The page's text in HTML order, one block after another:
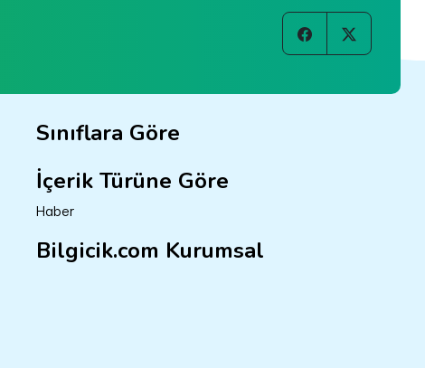
Sınıflara Göre
İçerik Türüne Göre
Haber
Bilgicik.com Kurumsal